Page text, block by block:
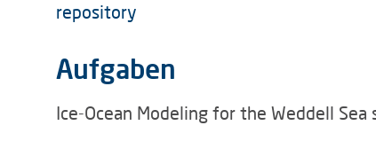
repository
Aufgaben
Ice-Ocean Modeling for the Weddell